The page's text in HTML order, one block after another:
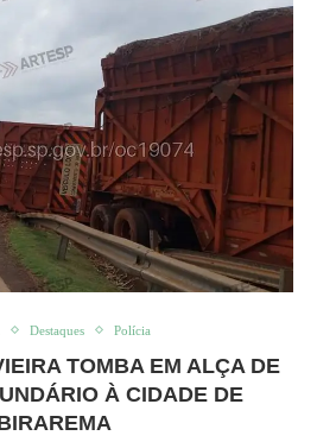
Destaques Polícia
TOMBA EM ALÇA DE
À CIDADE DE